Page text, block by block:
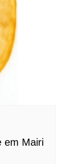
em Mairi